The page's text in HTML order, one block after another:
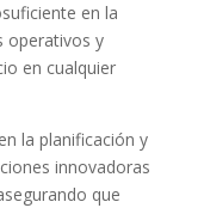
en la
operativos y
en cualquier
la planificación y
innovadoras
que